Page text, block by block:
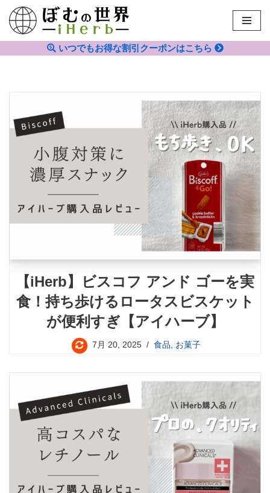
コ
ス
キ
いつでもお得な割引クーポンはこちら
【iHerb】ビスコフ アンド ゴーを実
食！持ち歩けるロータスビスケット
が便利すぎ【アイハーブ】
7月 20, 2025 食品, お菓子